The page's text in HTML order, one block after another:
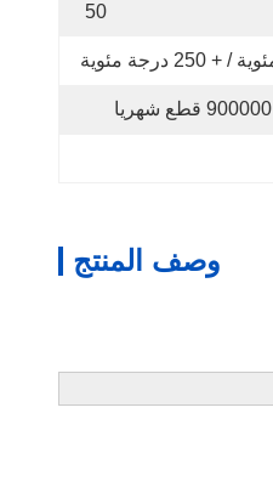
50
900000 قطع شهريا
وصف المنتج